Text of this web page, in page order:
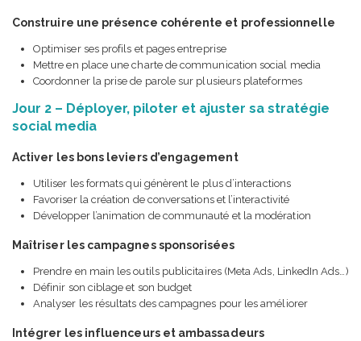
Construire une présence cohérente et professionnelle
Optimiser ses profils et pages entreprise
Mettre en place une charte de communication social media
Coordonner la prise de parole sur plusieurs plateformes
Jour 2 – Déployer, piloter et ajuster sa stratégie
social media
Activer les bons leviers d’engagement
Utiliser les formats qui génèrent le plus d’interactions
Favoriser la création de conversations et l’interactivité
Développer l’animation de communauté et la modération
Maîtriser les campagnes sponsorisées
Prendre en main les outils publicitaires (Meta Ads, LinkedIn Ads…)
Définir son ciblage et son budget
Analyser les résultats des campagnes pour les améliorer
Intégrer les influenceurs et ambassadeurs